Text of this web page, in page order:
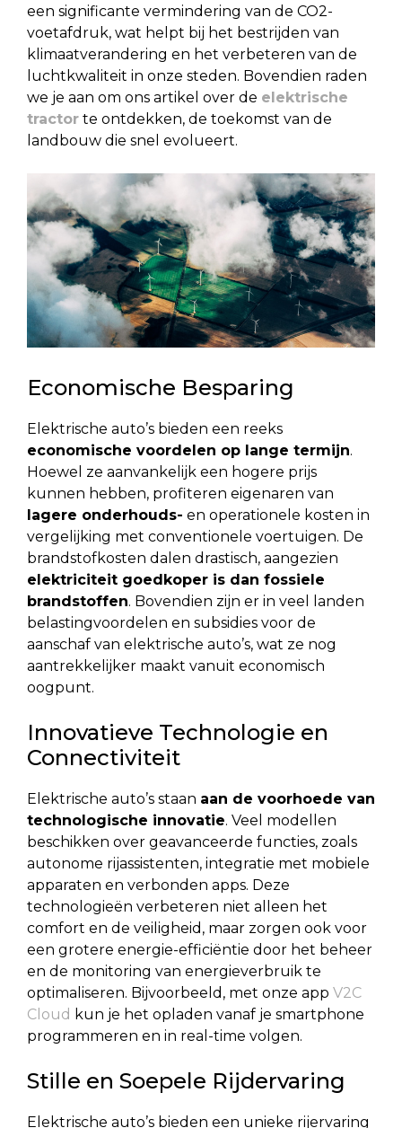
een significante vermindering van de CO2-
voetafdruk, wat helpt bij het bestrijden van
klimaatverandering en het verbeteren van de
luchtkwaliteit in onze steden. Bovendien raden
we je aan om ons artikel over de elektrische
tractor te ontdekken, de toekomst van de
landbouw die snel evolueert.
Economische Besparing
Elektrische auto’s bieden een reeks
economische voordelen op lange termijn.
Hoewel ze aanvankelijk een hogere prijs
kunnen hebben, profiteren eigenaren van
lagere onderhouds- en operationele kosten in
vergelijking met conventionele voertuigen. De
brandstofkosten dalen drastisch, aangezien
elektriciteit goedkoper is dan fossiele
brandstoffen. Bovendien zijn er in veel landen
belastingvoordelen en subsidies voor de
aanschaf van elektrische auto’s, wat ze nog
aantrekkelijker maakt vanuit economisch
oogpunt.
Innovatieve Technologie en
Connectiviteit
Elektrische auto’s staan aan de voorhoede van
technologische innovatie. Veel modellen
beschikken over geavanceerde functies, zoals
autonome rijassistenten, integratie met mobiele
apparaten en verbonden apps. Deze
technologieën verbeteren niet alleen het
comfort en de veiligheid, maar zorgen ook voor
een grotere energie-efficiëntie door het beheer
en de monitoring van energieverbruik te
optimaliseren. Bijvoorbeeld, met onze app V2C
Cloud kun je het opladen vanaf je smartphone
programmeren en in real-time volgen.
Stille en Soepele Rijdervaring
Elektrische auto’s bieden een unieke rijervaring